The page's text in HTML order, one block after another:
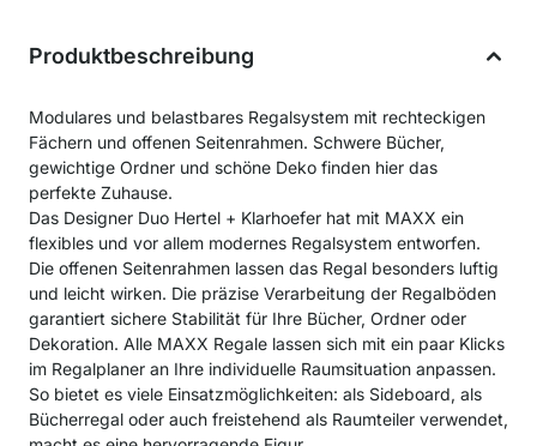
Produktbeschreibung
Modulares und belastbares Regalsystem mit rechteckigen
Fächern und offenen Seitenrahmen. Schwere Bücher,
gewichtige Ordner und schöne Deko finden hier das
perfekte Zuhause.
Das Designer Duo Hertel + Klarhoefer hat mit MAXX ein
flexibles und vor allem modernes Regalsystem entworfen.
Die offenen Seitenrahmen lassen das Regal besonders luftig
und leicht wirken. Die präzise Verarbeitung der Regalböden
garantiert sichere Stabilität für Ihre Bücher, Ordner oder
Dekoration. Alle MAXX Regale lassen sich mit ein paar Klicks
im Regalplaner an Ihre individuelle Raumsituation anpassen.
So bietet es viele Einsatzmöglichkeiten: als Sideboard, als
Bücherregal oder auch freistehend als Raumteiler verwendet,